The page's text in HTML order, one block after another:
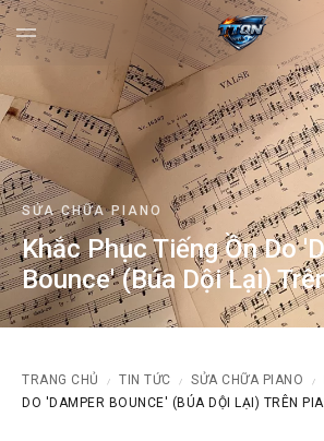
SỬA CHỮA PIANO
Khắc Phục Tiếng Ồn Do
Bounce' (Búa Dội Lại)
TRANG CHỦ / TIN TỨC / SỬA CHỮA PIANO /
DO 'DAMPER BOUNCE' (BÚA DỘI LẠI) TRÊN